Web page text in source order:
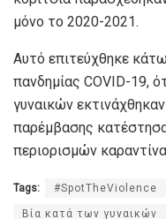
μόνο το 2020-2021.
Αυτό επιτεύχθηκε
πανδημίας COVID-19,
γυναικών
παρέμβασης
περιορισμών
Tags: #SpotTheViolence
Βία κατά των γυναικών